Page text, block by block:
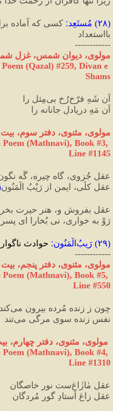
(۲۸) مُستَعِد:
بااستعداد
------------
مولوی، دیوان شمس، غزل شمارهٔ
(Qazal) #259, Divan e
Shams
آن شَهِ فرّخ‌رُخِ بی‌مِثل را
آن مَهِ دریادلِ جانانه را
مولوی، مثنوی، دفتر سوم، بیت ۱۱۴۵
(Mathnavi), Book #3,
Line #1145
عقلِ جُزوی، گاه چیره، گَه
عقلِ کلّی، ایمن از رَیْبُ الْمَنُون
عقل بفروش و، هنر حیرت بخر
رَوْ به خواری، نی بُخارا ای پسر
(۲۹) رَیبُ‌الْمَنُون : حوادث
------------
مولوی، مثنوی، دفتر پنجم، بیت ۵۵۰
(Mathnavi), Book #5,
Line #550
چون ز زنده مُرده بیرون می‌کند
نفسِ زنده سویِ مرگی می‌تند
مولوی، مثنوی، دفتر چهارم، بیت
(Mathnavi), Book #4,
Line #1310
عقلِ مٰازٰاغ‌ست نورِ خاصگان
عقلِ زاغ اُستادِ گورِ مُردگان